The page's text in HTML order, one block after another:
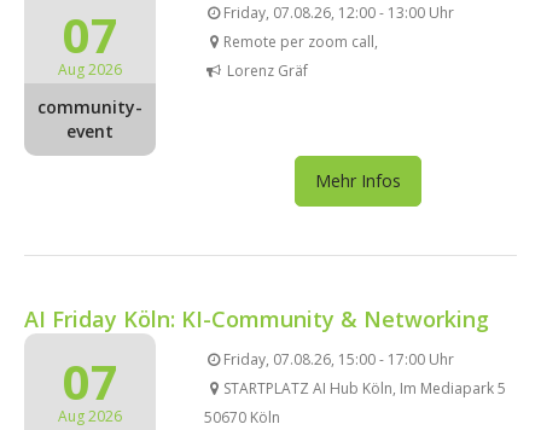
07
Aug 2026
community-
event
Friday, 07.08.26, 12:00 - 13:00 Uhr
Remote per zoom call,
Lorenz Gräf
Mehr Infos
AI Friday Köln: KI-Community & Networking
07
Aug 2026
Friday, 07.08.26, 15:00 - 17:00 Uhr
STARTPLATZ AI Hub Köln, Im Mediapark 5
50670 Köln